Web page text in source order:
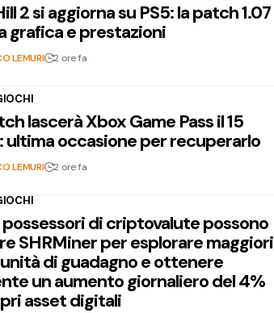
2 si aggiorna su PS5: la patch 1.07
grafica e prestazioni
LEMURI 2 ore fa
lascerà Xbox Game Pass il 15
ultima occasione per recuperarlo
LEMURI 2 ore fa
possessori di criptovalute possono
SHRMiner per esplorare maggiori
di guadagno e ottenere
un aumento giornaliero del 4%
asset digitali